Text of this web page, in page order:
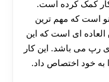
کمک کرده است.
است که مهم ترین
العاده ای است که این
رپ می باشد. این کار
به خود اختصاص داد.